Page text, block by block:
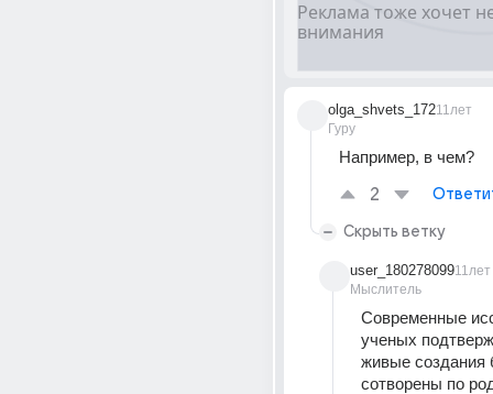
olga_shvets_172
Гуру
11лет
Например, в чем?
2
Скрыть ветку
user_180278099
Мыслитель
11лет
Современные
ученых
живые создания
сотворены по